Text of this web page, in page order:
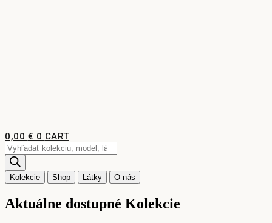
0,00 € 0 CART
Products
search
Kolekcie Shop Látky O nás
Aktuálne dostupné Kolekcie